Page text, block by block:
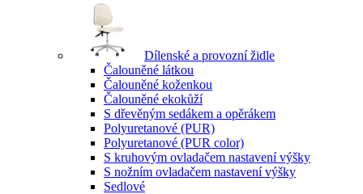
Dílenské a provozní židle
Čalouněné látkou
Čalouněné koženkou
Čalouněné ekokůží
S dřevěným sedákem a opěrákem
Polyuretanové (PUR)
Polyuretanové (PUR color)
S kruhovým ovladačem nastavení výšky
S nožním ovladačem nastavení výšky
Sedlové